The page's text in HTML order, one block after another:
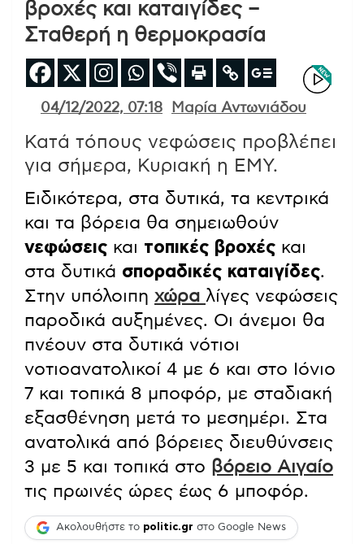
βροχές και καταιγίδες –
Σταθερή η θερμοκρασία
04/12/2022, 07:18 Μαρία Αντωνιάδου
Κατά τόπους νεφώσεις προβλέπει
για σήμερα, Κυριακή η ΕΜΥ.
Ειδικότερα, στα δυτικά, τα κεντρικά
και τα βόρεια θα σημειωθούν
νεφώσεις και τοπικές βροχές και
στα δυτικά σποραδικές καταιγίδες.
Στην υπόλοιπη χώρα λίγες νεφώσεις
παροδικά αυξημένες. Οι άνεμοι θα
πνέουν στα δυτικά νότιοι
νοτιοανατολικοί 4 με 6 και στο Ιόνιο
7 και τοπικά 8 μποφόρ, με σταδιακή
εξασθένηση μετά το μεσημέρι. Στα
ανατολικά από βόρειες διευθύνσεις
3 με 5 και τοπικά στο βόρειο Αιγαίο
τις πρωινές ώρες έως 6 μποφόρ.
Ακολουθήστε το politic.gr στο Google News